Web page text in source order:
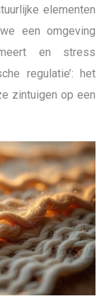
elementen
een omgeving
en stress
regulatie’: het
zintuigen op een